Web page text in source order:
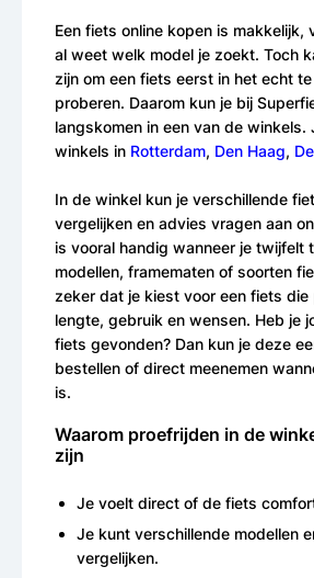
Een fiets online kopen is makkelijk,
al weet welk model je zoekt. Toch
zijn om een fiets eerst in het echt
proberen. Daarom kun je bij
langskomen in een van de winkels.
winkels in Rotterdam, Den Haag,
In de winkel kun je verschillende
vergelijken en advies vragen aan
is vooral handig wanneer je twijfelt
modellen, framematen of soorten
zeker dat je kiest voor een fiets die
lengte, gebruik en wensen. Heb je
fiets gevonden? Dan kun je deze
bestellen of direct meenemen
is.
Waarom proefrijden in de
zijn
Je voelt direct of de fiets
Je kunt verschillende modellen
vergelijken.